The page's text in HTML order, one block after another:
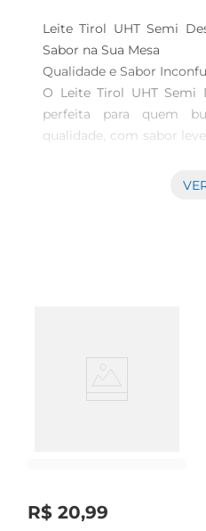
Leite Tirol UHT Semi
Sabor na Sua Mesa
Qualidade e Sabor
O Leite Tirol UHT Semi
perfeita para quem
qualidade, com sabor
café da manhã, lanches
opção mais leve, sem
diversas preparações.
R$ 20,99